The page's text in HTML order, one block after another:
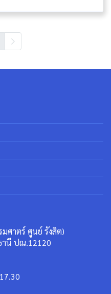
ศาตร์ ศูนย์ รังสิต)
านี ปณ.12120